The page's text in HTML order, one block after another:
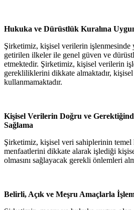
Hukuka ve Dürüstlük Kuralına
Şirketimiz, kişisel verilerin işlenmesinde
getirilen ilkeler ile genel güven ve
etmektedir. Şirketimiz, kişisel verilerin
gerekliliklerini dikkate almaktadır, kişisel
kullanmamaktadır.
Kişisel Verilerin Doğru ve
Sağlama
Şirketimiz, kişisel veri sahiplerinin temel
menfaatlerini dikkate alarak işlediği
olmasını sağlayacak gerekli önlemleri
Belirli, Açık ve Meşru Amaçlarla